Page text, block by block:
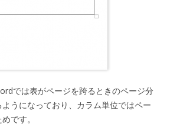
では表がページを跨るときのページ分
うになっており、カラム単位ではペー
です。